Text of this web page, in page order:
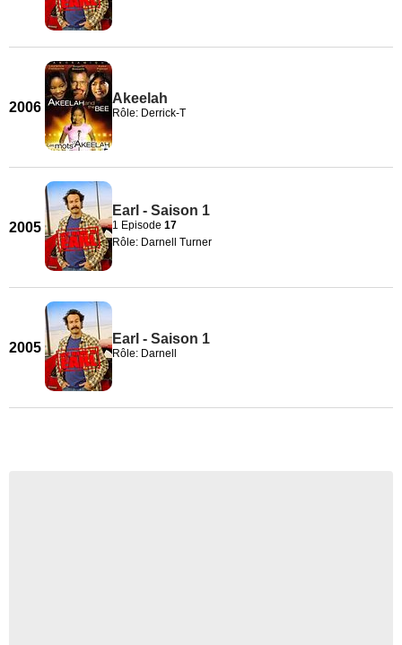
2006
Akeelah
Rôle: Derrick-T
2005
Earl - Saison 1
1 Episode 17
Rôle: Darnell Turner
2005
Earl - Saison 1
Rôle: Darnell